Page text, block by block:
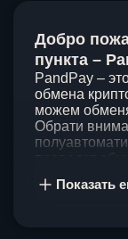
Добро
пункта –
PandPay –
обмена
можем
Обрати
клиентов,
Показать